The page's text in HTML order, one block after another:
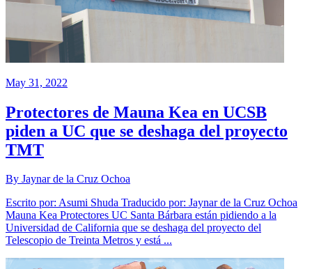
May 31, 2022
Protectores de Mauna Kea en UCSB
piden a UC que se deshaga del proyecto
TMT
By Jaynar de la Cruz Ochoa
Escrito por: Asumi Shuda Traducido por: Jaynar de la Cruz Ochoa
Mauna Kea Protectores UC Santa Bárbara están pidiendo a la
Universidad de California que se deshaga del proyecto del
Telescopio de Treinta Metros y está ...